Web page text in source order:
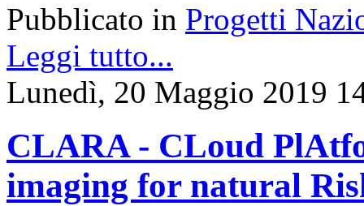
Pubblicato in Progetti
Leggi tutto...
Lunedì, 20 Maggio 2019
CLARA - CLoud
imaging for natural